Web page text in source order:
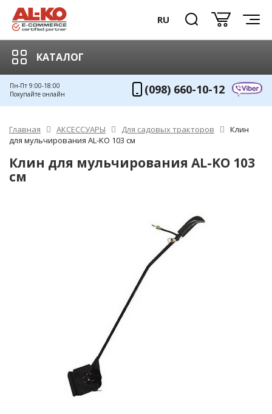
RU
КАТАЛОГ
Пн-Пт 9:00-18:00
Покупайте онлайн
(098) 660-10-12
Главная АКСЕССУАРЫ Для садовых тракторов
Клин
для мульчирования AL-KO 103 см
Клин для мульчирования AL-KO 103
см